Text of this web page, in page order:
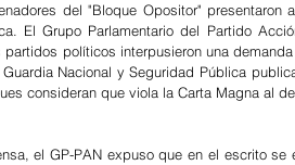
del "Bloque Opositor" presentaron
El Grupo Parlamentario del Partido
políticos interpusieron una
Nacional y Seguridad Pública
consideran que viola la Carta Magna al
el GP-PAN expuso que en el escrito